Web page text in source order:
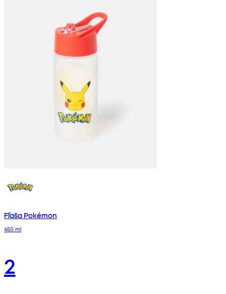
Fľaša Pokémon
450 ml
2